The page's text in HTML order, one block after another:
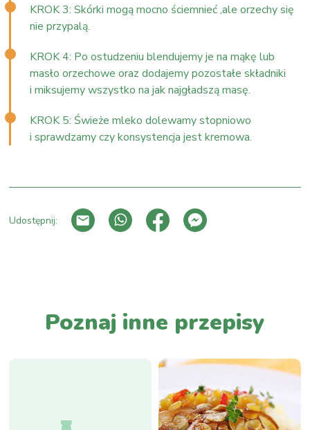
KROK 3: Skórki mogą mocno ściemnieć ,ale orzechy się
nie przypalą.
KROK 4: Po ostudzeniu blendujemy je na mąkę lub
masło orzechowe oraz dodajemy pozostałe składniki
i miksujemy wszystko na jak najgładszą masę.
KROK 5: Świeże mleko dolewamy stopniowo
i sprawdzamy czy konsystencja jest kremowa.
Udostępnij:
Poznaj inne przepisy